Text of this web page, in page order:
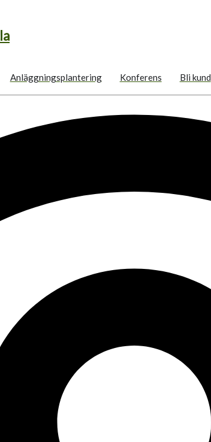
Anläggningsplantering Konferens Bli kund